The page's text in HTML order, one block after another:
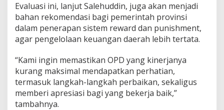
a
l
e
u
d
i
n
:
F
Evaluasi ini, lanjut Salehuddin, juga akan menjadi
bahan rekomendasi bagi pemerintah provinsi
dalam penerapan sistem reward dan punishment,
agar pengelolaan keuangan daerah lebih tertata.
“Kami ingin memastikan OPD yang kinerjanya
kurang maksimal mendapatkan perhatian,
termasuk langkah-langkah perbaikan, sekaligus
memberi apresiasi bagi yang bekerja baik,”
tambahnya.